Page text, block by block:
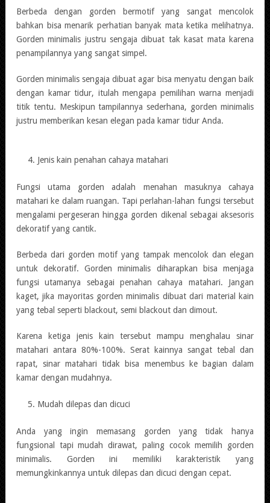
Berbeda dengan gorden bermotif yang sangat mencolok
bahkan bisa menarik perhatian banyak mata ketika melihatnya.
Gorden minimalis justru sengaja dibuat tak kasat mata karena
penampilannya yang sangat simpel.
Gorden minimalis sengaja dibuat agar bisa menyatu dengan baik
dengan kamar tidur, itulah mengapa pemilihan warna menjadi
titik tentu. Meskipun tampilannya sederhana, gorden minimalis
justru memberikan kesan elegan pada kamar tidur Anda.
Jenis kain penahan cahaya matahari
Fungsi utama gorden adalah menahan masuknya cahaya
matahari ke dalam ruangan. Tapi perlahan-lahan fungsi tersebut
mengalami pergeseran hingga gorden dikenal sebagai aksesoris
dekoratif yang cantik.
Berbeda dari gorden motif yang tampak mencolok dan elegan
untuk dekoratif. Gorden minimalis diharapkan bisa menjaga
fungsi utamanya sebagai penahan cahaya matahari. Jangan
kaget, jika mayoritas gorden minimalis dibuat dari material kain
yang tebal seperti blackout, semi blackout dan dimout.
Karena ketiga jenis kain tersebut mampu menghalau sinar
matahari antara 80%-100%. Serat kainnya sangat tebal dan
rapat, sinar matahari tidak bisa menembus ke bagian dalam
kamar dengan mudahnya.
Mudah dilepas dan dicuci
Anda yang ingin memasang gorden yang tidak hanya
fungsional tapi mudah dirawat, paling cocok memilih gorden
minimalis. Gorden ini memiliki karakteristik yang
memungkinkannya untuk dilepas dan dicuci dengan cepat.